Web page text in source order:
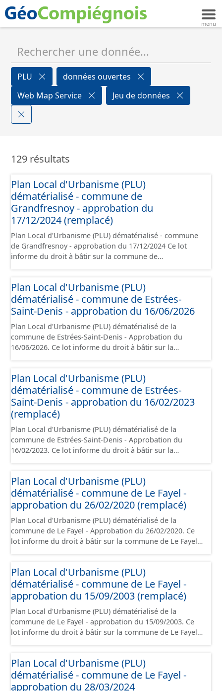
PLU
données ouvertes
Web Map Service
Jeu de données
129 résultats
Plan Local d'Urbanisme (PLU)
dématérialisé - commune de
Grandfresnoy - approbation du
17/12/2024 (remplacé)
Plan Local d'Urbanisme (PLU) dématérialisé - commune
de Grandfresnoy - approbation du 17/12/2024 Ce lot
informe du droit à bâtir sur la commune de
contient les pièces administratives, le rapport de
présentation, le PADD, le règlement (à l'exception des
plans de zonages), les annexes, les orientations
d'aménagement et les données géographiques. Malgré
l'attention portée à la création de ces données, il est
rappelé que seuls les documents papier font foi et sont
opposables d'un point de vue juridique.
Plan Local d'Urbanisme (PLU)
dématérialisé - commune de Estrées-
Saint-Denis - approbation du 16/06/2026
Plan Local d'Urbanisme (PLU) dématérialisé de la
commune de Estrées-Saint-Denis - Approbation du
16/06/2026. Ce lot informe du droit à bâtir sur la
nationales du CNIG et contient les pièces
administratives, le rapport de présentation, le PADD, le
règlement, les annexes, les orientations d'aménagement
et les données géographiques. Malgré l'attention portée
à la création de ces données, il est rappelé que seuls les
documents papier font foi et sont opposables d'un point
de vue juridique.
Plan Local d'Urbanisme (PLU)
dématérialisé - commune de Estrées-
Saint-Denis - approbation du 16/02/2023
(remplacé)
Plan Local d'Urbanisme (PLU) dématérialisé de la
commune de Estrées-Saint-Denis - Approbation du
16/02/2023. Ce lot informe du droit à bâtir sur la
nationales du CNIG et contient les pièces
administratives, le rapport de présentation, le PADD, le
règlement, les annexes, les orientations d'aménagement
et les données géographiques. Malgré l'attention portée
à la création de ces données, il est rappelé que seuls les
documents papier font foi et sont opposables d'un point
de vue juridique.
Plan Local d'Urbanisme (PLU)
dématérialisé - commune de Le Fayel -
approbation du 26/02/2020 (remplacé)
Plan Local d'Urbanisme (PLU) dématérialisé de la
commune de Le Fayel - Approbation du 26/02/2020. Ce
lot informe du droit à bâtir sur la commune de Le Fayel.
administratives, le rapport de présentation, le PADD, le
règlement (à l'exception des plans de zonages), les
annexes, les orientations d'aménagement et les données
géographiques. Malgré l'attention portée à la création
de ces données, il est rappelé que seuls les documents
papier font foi et sont opposables d'un point de vue
juridique.
Plan Local d'Urbanisme (PLU)
dématérialisé - commune de Le Fayel -
approbation du 15/09/2003 (remplacé)
Plan Local d'Urbanisme (PLU) dématérialisé de la
commune de Le Fayel - approbation du 15/09/2003. Ce
lot informe du droit à bâtir sur la commune de Le Fayel.
administratives, le rapport de présentation, le PADD, le
règlement (à l'exception des plans de zonages), les
annexes, les orientations d'aménagement et les données
Plan Local d'Urbanisme (PLU)
dématérialisé - commune de Le Fayel -
approbation du 28/03/2024